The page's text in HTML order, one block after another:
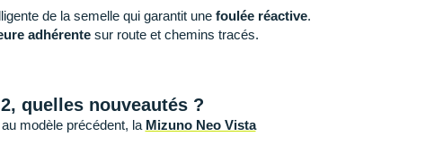
de la semelle qui garantit une foulée réactive.
adhérentesur route et chemins tracés.
quelles nouveautés ?
modèle précédent, la Mizuno Neo Vista